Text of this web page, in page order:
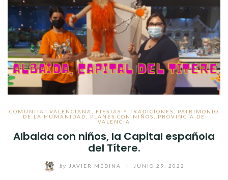
COMUNITAT VALENCIANA FIESTAS Y TRADICIONES
PATRIMONIO
DE LA HUMANIDAD
PLANES CON NIÑOS
PROVINCIA DE
VALENCIA
Albaida con niños, la Capital española
del Títere.
by JAVIER MEDINA JUNIO 29, 2022